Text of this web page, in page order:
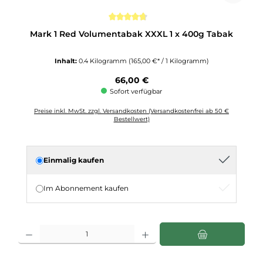
Mark 1 Red Volumentabak XXXL 1 x 400g Tabak
Inhalt: 0.4 Kilogramm (165,00 €* / 1 Kilogramm)
Regulärer Preis:
66,00 €
Sofort verfügbar
Preise inkl. MwSt. zzgl. Versandkosten (Versandkostenfrei ab 50 €
Bestellwert)
Einmalig kaufen
Im Abonnement kaufen